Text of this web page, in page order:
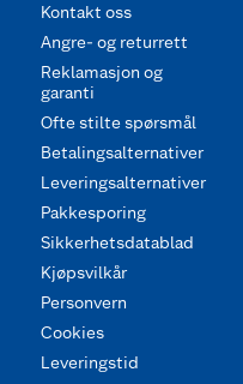
Kontakt oss
Angre- og returrett
Reklamasjon og
garanti
Ofte stilte spørsmål
Betalingsalternativer
Leveringsalternativer
Pakkesporing
Sikkerhetsdatablad
Kjøpsvilkår
Personvern
Cookies
Leveringstid